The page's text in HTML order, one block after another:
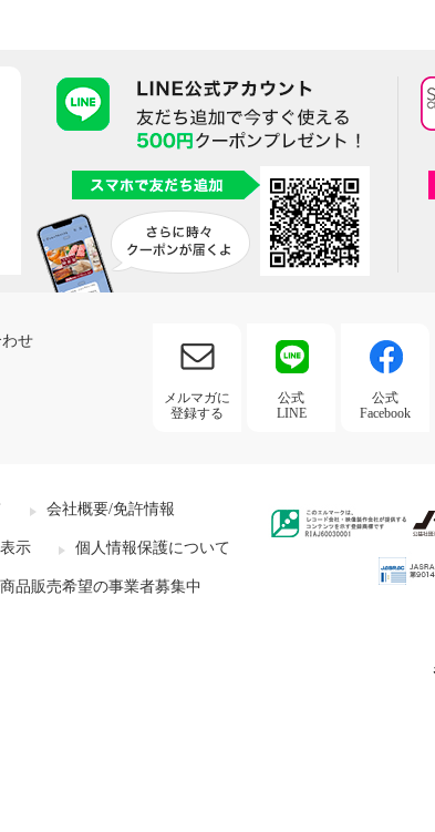
せ
メルマガに
登録する
公式
LINE
公式
Facebook
会社概要/免許情報
示 個人情報保護について
品販売希望の事業者募集中